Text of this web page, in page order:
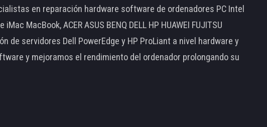
en reparación hardware software de ordenadores PC Intel
MacBook, ACER ASUS BENQ DELL HP HUAWEI FUJITSU
de servidores Dell PowerEdge y HP ProLiant a nivel hardware y
y mejoramos el rendimiento del ordenador prolongando su